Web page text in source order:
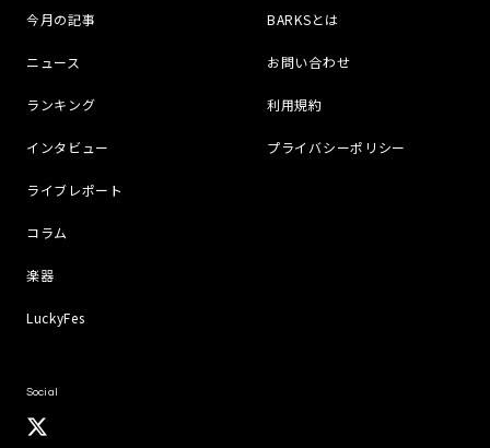
今月の記事
ニュース
ランキング
インタビュー
ライブレポート
コラム
楽器
LuckyFes
BARKSとは
お問い合わせ
利用規約
プライバシーポリシー
Social